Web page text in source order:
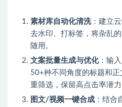
素材库自动化清洗：建立
去水印、打标签，将杂乱
随用。
文案批量生成与优化：输
50+种不同角度的标题和正
重筛选，保留高点击率潜力
图文/视频一键合成 ：结合